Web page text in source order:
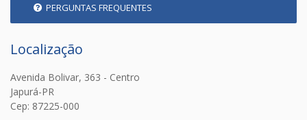
PERGUNTAS FREQUENTES
Localização
Avenida Bolivar, 363 - Centro
Japurá-PR
Cep: 87225-000